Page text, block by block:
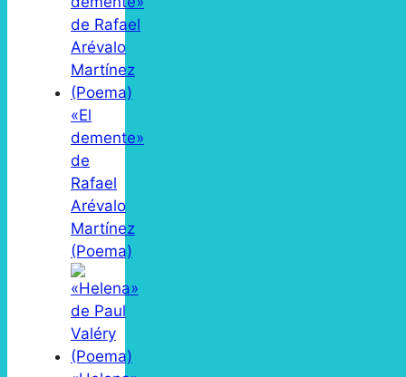
«El
demente»
de
Rafael
Arévalo
Martínez
(Poema)